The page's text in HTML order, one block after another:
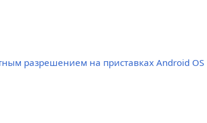
разрешением на приставках Android OS